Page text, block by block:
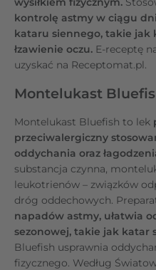
kontrolę astmy w ciągu
kataru siennego, takie jak
łzawienie oczu. E-receptę
uzyskać na Receptomat.pl.
Montelukast
Montelukast Bluefish to lek
przeciwalergiczny
oddychania oraz
substancja czynna,
leukotrienów – związków
dróg oddechowych.
napadów astmy, ułatwia
sezonowej, takie jak katar
Bluefish usprawnia
fizycznego. Według